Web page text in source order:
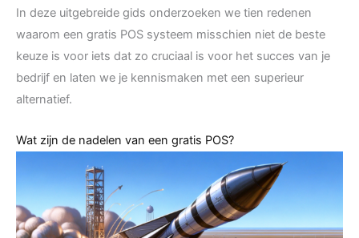
In deze uitgebreide gids onderzoeken we tien redenen
waarom een gratis POS systeem misschien niet de beste
keuze is voor iets dat zo cruciaal is voor het succes van je
bedrijf en laten we je kennismaken met een superieur
alternatief.
Wat zijn de nadelen van een gratis POS?